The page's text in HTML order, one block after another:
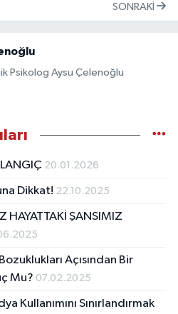
SONRAKI
Psikolog Aysu Çelenoğlu
20.01.2026
Dikkat! 22.10.2025
HAYATTAKİ ŞANSIMIZ
Açısından Bir
Mu? 07.02.2025
Kullanımını Sınırlandırmak